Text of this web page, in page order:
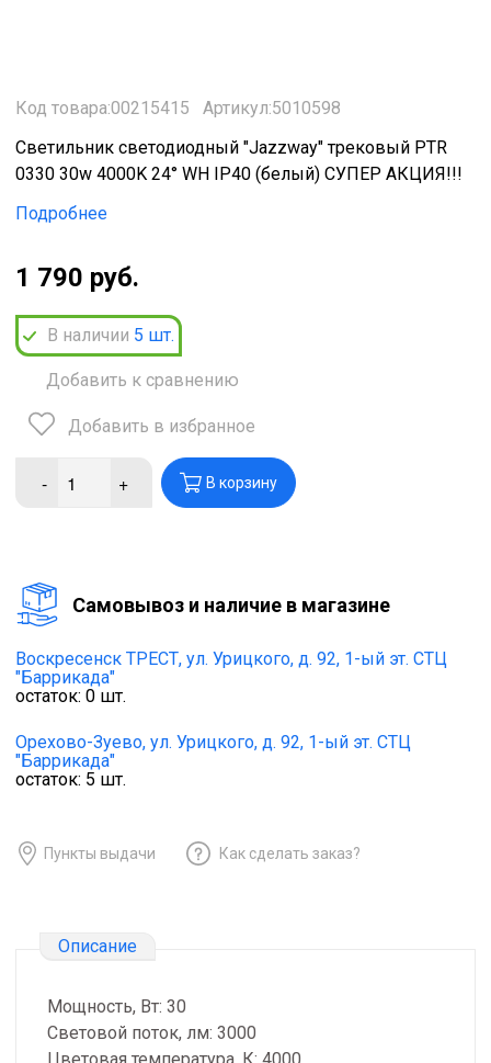
Код товара:00215415
Артикул:5010598
Светильник светодиодный "Jazzway" трековый PTR
0330 30w 4000K 24° WH IP40 (белый) СУПЕР АКЦИЯ!!!
Подробнее
1 790 руб.
В наличии 5 шт.
Добавить к сравнению
Добавить в избранное
- + В корзину
Cамовывоз и наличие в магазине
Воскресенск ТРЕСТ, ул. Урицкого, д. 92, 1-ый эт. СТЦ
"Баррикада"
остаток: 0 шт.
Орехово-Зуево, ул. Урицкого, д. 92, 1-ый эт. СТЦ
"Баррикада"
остаток: 5 шт.
Пункты выдачи Как сделать заказ?
Описание
Мощность, Вт: 30
Световой поток, лм: 3000